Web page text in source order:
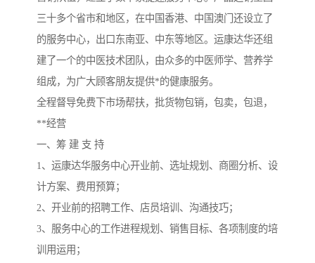
三十多个省市和地区，在中国香港、中国澳门还设立了
的服务中心，出口东南亚、中东等地区。运康达华还组
建了一个的中医技术团队，由众多的中医师学、营养学
组成，为广大顾客朋友提供*的健康服务。
全程督导免费下市场帮扶，批货物包销，包卖，包退，
**经营
一、筹 建 支 持
1、运康达华服务中心开业前、选址规划、商圈分析、设
计方案、费用预算；
2、开业前的招聘工作、店员培训、沟通技巧；
3、服务中心的工作进程规划、销售目标、各项制度的培
训用运用；